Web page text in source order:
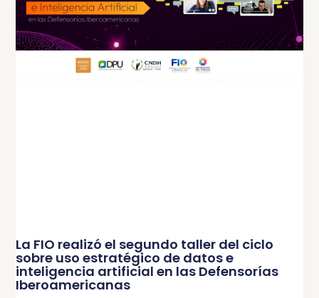
La FIO realizó el segundo taller del ciclo
sobre uso estratégico de datos e
inteligencia artificial en las Defensorías
Iberoamericanas